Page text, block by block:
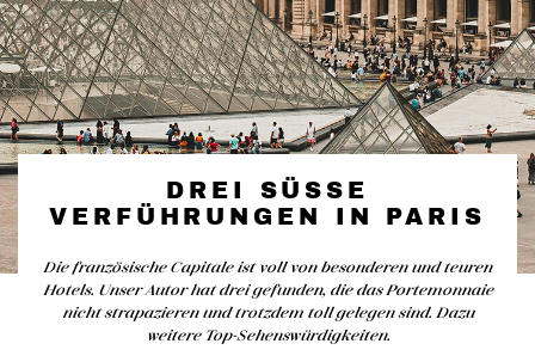
DREI SÜSSE V
ERFÜHRUNGEN IN PARIS
Die französische Capitale ist voll von besonderen und teuren
Hotels. Unser Autor hat drei gefunden, die das Portemonnaie
nicht strapazieren und trotzdem toll gelegen sind. Dazu
weitere Top-Sehenswürdigkeiten.